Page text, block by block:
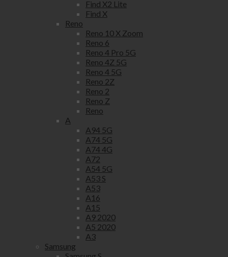
Find X2 Lite
Find X
Reno
Reno 10 X Zoom
Reno 6
Reno 4 Pro 5G
Reno 4Z 5G
Reno 4 5G
Reno 2Z
Reno 2
Reno Z
Reno
A
A94 5G
A74 5G
A74 4G
A72
A54 5G
A53 S
A53
A16
A15
A9 2020
A5 2020
A3
Samsung